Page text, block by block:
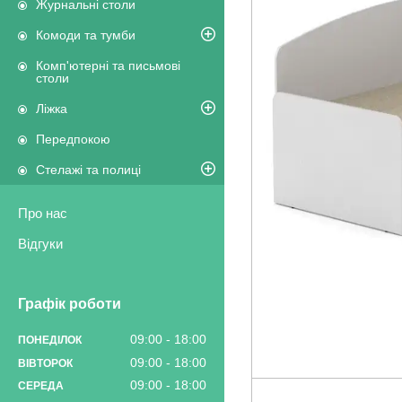
Журнальні столи
Комоди та тумби
Комп'ютерні та письмові
столи
Ліжка
Передпокою
Стелажі та полиці
Про нас
Відгуки
Графік роботи
ПОНЕДІЛОК 09:00 18:00
ВІВТОРОК 09:00 18:00
СЕРЕДА 09:00
18:00